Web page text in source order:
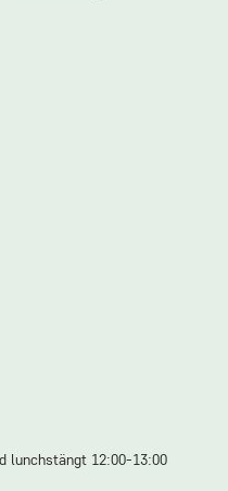
lunchstängt 12:00-13:00